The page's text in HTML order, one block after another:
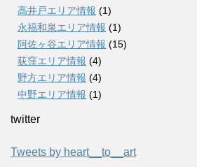
高井戸エリア情報 (1)
永福和泉エリア情報 (1)
阿佐ヶ谷エリア情報 (15)
荻窪エリア情報 (4)
野方エリア情報 (4)
中野エリア情報 (1)
twitter
Tweets by heart__to__art